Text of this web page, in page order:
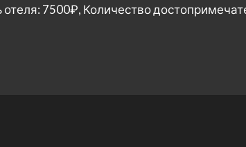
7500₽, Количество